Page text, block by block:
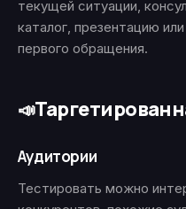
текущей ситуации,
каталог, презентацию
первого обращения.
📣
Аудитории
Тестировать можно